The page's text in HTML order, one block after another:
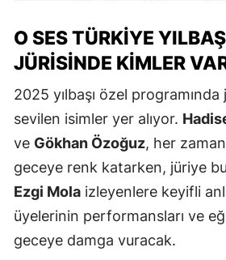
O SES TÜRKIYE
JÜRISINDE KIMLER
2025 yılbaşı özel
sevilen isimler yer alıyor.
ve Gökhan Özoğuz, her
geceye renk katarken, jüriye
Ezgi Mola izleyenlere keyifli
üyelerinin performansları ve
geceye damga vuracak.